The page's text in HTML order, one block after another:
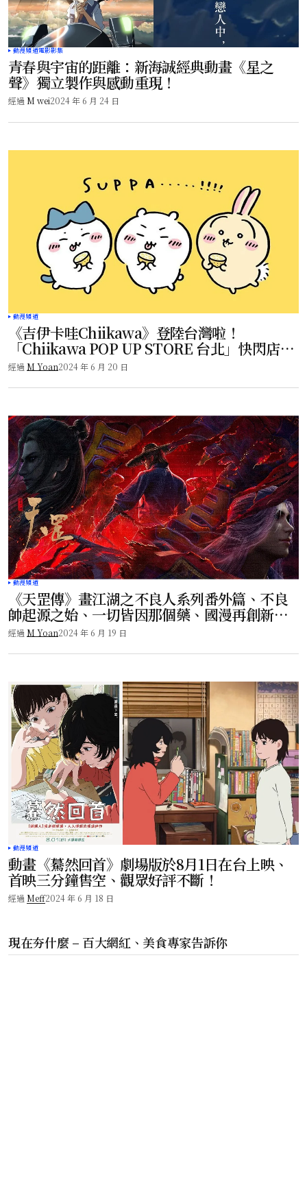
動漫頻道電影影集
青春與宇宙的距離：新海誠經典動畫《星之
聲》獨立製作與感動重現！
經過 M wei2024 年 6 月 24 日
動漫頻道
《吉伊卡哇Chiikawa》登陸台灣啦！
「Chiikawa POP UP STORE 台北」快閃店已
於6/14開展！
經過 M Yoan2024 年 6 月 20 日
動漫頻道
《天罡傳》畫江湖之不良人系列番外篇、不良
帥起源之始、一切皆因那個藥、國漫再創新高
度！
經過 M Yoan2024 年 6 月 19 日
動漫頻道
動畫《驀然回首》劇場版於8月1日在台上映、
首映三分鐘售空、觀眾好評不斷！
經過 Meff2024 年 6 月 18 日
現在夯什麼 – 百大網紅、美食專家告訴你